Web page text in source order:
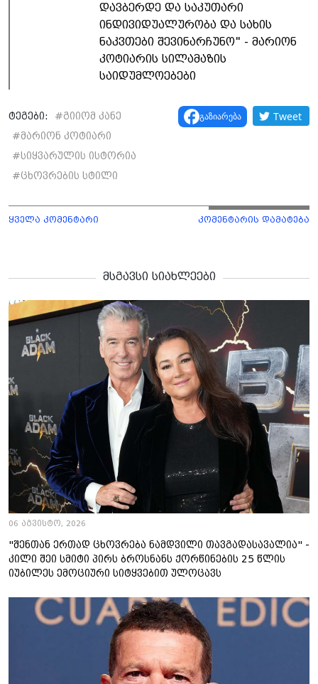
დავბერდე და საკუთარი
ინდივიდუალურობა და სახის
ნაკვთები შევინარჩუნო" - მარიონ
კოტიარის სილამაზის
საიდუმლოებები
ტეგები: #გიიომ კანე
#მარიონ კოტიარი
#სიყვარულის ისტორია
#ცხოვრების სტილი
გაზიარება Tweet
ყველა კომენტარი კომენტარის დამატება
მსგავსი სიახლეები
06 აგვისტო, 2026
"შენთან ერთად ცხოვრება ნამდვილი თავგადასავალია" -
კილი შეი სმიტი პირს ბროსნანს ქორწინების 25 წლის
იუბილეს ემოციური სიტყვებით ულოცავს